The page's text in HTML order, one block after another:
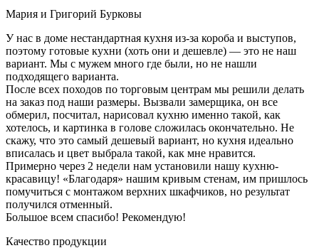
Мария и Григорий Бурковы
У нас в доме нестандартная кухня из-за короба и выступов,
поэтому готовые кухни (хоть они и дешевле) — это не наш
вариант. Мы с мужем много где были, но не нашли
подходящего варианта.
После всех походов по торговым центрам мы решили делать
на заказ под наши размеры. Вызвали замерщика, он все
обмерил, посчитал, нарисовал кухню именно такой, как
хотелось, и картинка в голове сложилась окончательно. Не
скажу, что это самый дешевый вариант, но кухня идеально
вписалась и цвет выбрала такой, как мне нравится.
Примерно через 2 недели нам установили нашу кухню-
красавицу! «Благодаря» нашим кривым стенам, им пришлось
помучиться с монтажом верхних шкафчиков, но результат
получился отменный.
Большое всем спасибо! Рекомендую!
Качество продукции